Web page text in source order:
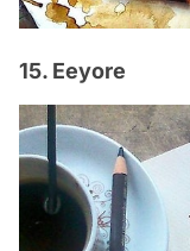
15. Eeyore